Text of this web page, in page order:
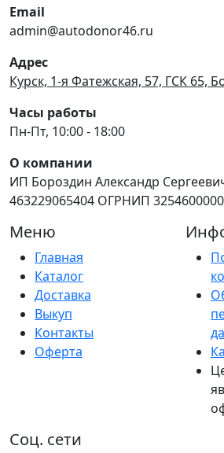
Email
admin@autodonor46.ru
Адрес
Курск, 1-я Фатежская, 57, ГСК 65,
Часы работы
Пн-Пт, 10:00 - 18:00
О компании
ИП Бороздин Александр
463229065404 ОГРНИП
Меню
Главная
Каталог
Доставка
Выкуп
Контакты
Оферта
Соц. сети